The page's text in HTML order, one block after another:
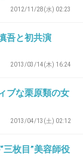
+2
2012/11/28(水) 02:23
吾と初共演
2013/03/14(木) 16:24
ブな栗原類の女
2013/04/13(土) 02:12
三枚目”美容師役